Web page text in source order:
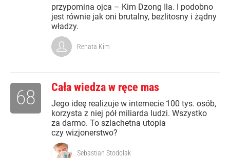
przypomina ojca – Kim Dzong Ila. I podobno
jest równie jak oni brutalny, bezlitosny i żądny
władzy.
Renata Kim
Cała wiedza w ręce mas
Jego ideę realizuje w internecie 100 tys. osób,
korzysta z niej pół miliarda ludzi. Wszystko
za darmo. To szlachetna utopia
czy wizjonerstwo?
68
Sebastian Stodolak